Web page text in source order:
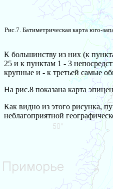
Рис.7. Батиметрическая карта юго-
К большинству из них (к
25 и к пунктам 1 - 3
крупные и - к третьей самые
На рис.8 показана карта
Как видно из этого рисунка,
неблагоприятной